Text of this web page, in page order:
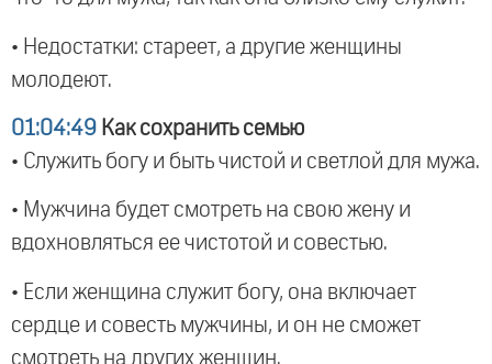
• Недостатки: стареет, а другие женщины
молодеют.
01:04:49 Как сохранить семью
• Служить богу и быть чистой и светлой для мужа.
• Мужчина будет смотреть на свою жену и
вдохновляться ее чистотой и совестью.
• Если женщина служит богу, она включает
сердце и совесть мужчины, и он не сможет
смотреть на других женщин.